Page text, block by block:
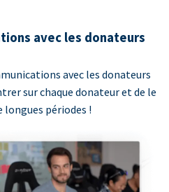
avec les donateurs
avec les donateurs
sur chaque donateur et de le
longues périodes !